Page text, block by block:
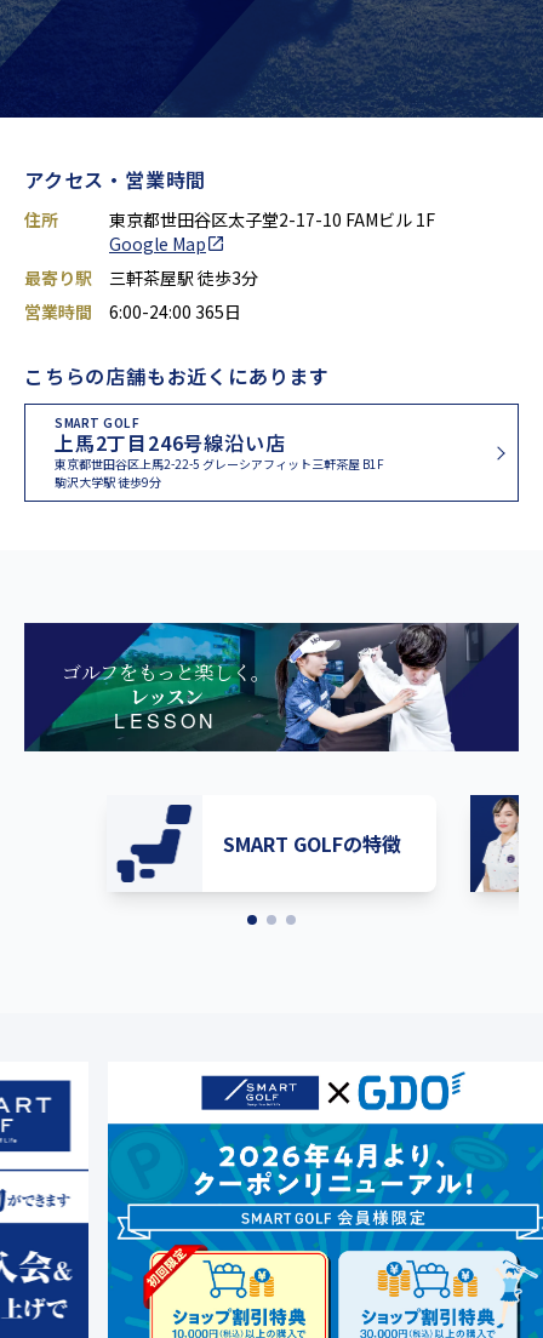
アクセス・営業時間
住所
東京都世田谷区太子堂2-17-10 FAMビル 1F
Google Map
最寄り駅
三軒茶屋駅 徒歩3分
営業時間
6:00-24:00 365日
こちらの店舗もお近くにあります
SMART GOLF
上馬2丁目246号線沿い店
東京都世田谷区上馬2-22-5 グレーシアフィット三軒茶屋 B1F
駒沢大学駅 徒歩9分
ゴルフをもっと楽しく。
レッスン
LESSON
SMART GOLFの特徴